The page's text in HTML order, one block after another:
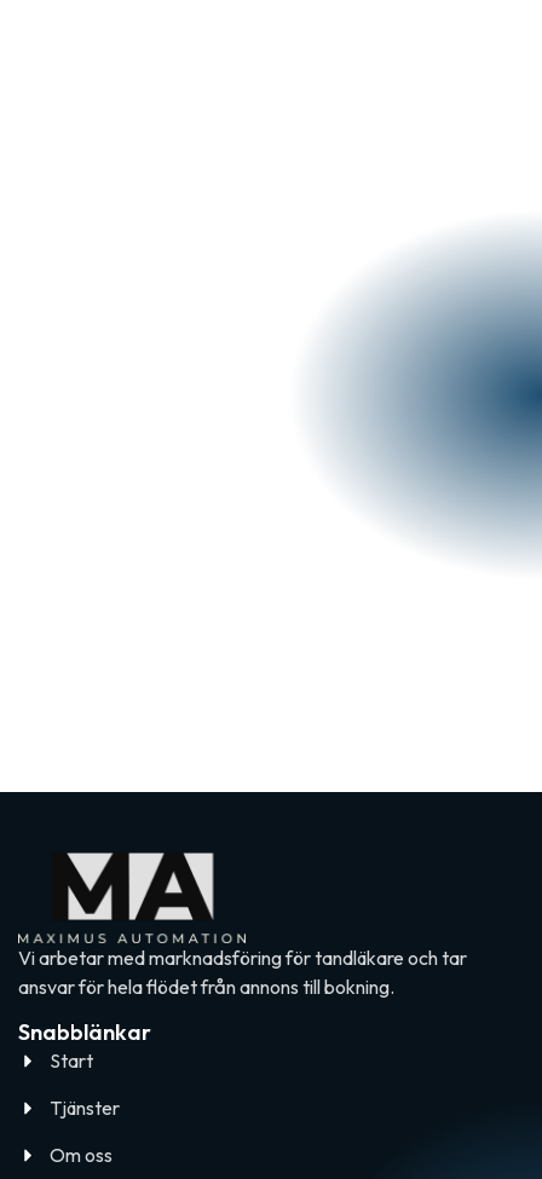
Vi arbetar med marknadsföring för tandläkare och tar
ansvar för hela flödet från annons till bokning.
Snabblänkar
Start
Tjänster
Om oss